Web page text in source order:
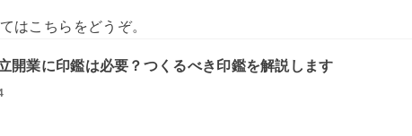
はこちらをどうぞ。
開業に印鑑は必要？つくるべき印鑑を解説します